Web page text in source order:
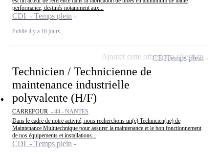
performance, destinés notamment aux...
CDI - Temps plein
Publié il y a 16 jours
Technicien / Technicienne de
maintenance industrielle
polyvalente (H/F)
CARREFOUR - 44 - NANTES
Dans le cadre de notre activité, nous recherchons un(e) Technicien(ne) de
Maintenance Multitechnique pour assurer la maintenance et le bon fonctionnement
de nos équipements et installations...
CDI - Temps plein
CDITemps plein
Ajouter cette offre à ma sélection